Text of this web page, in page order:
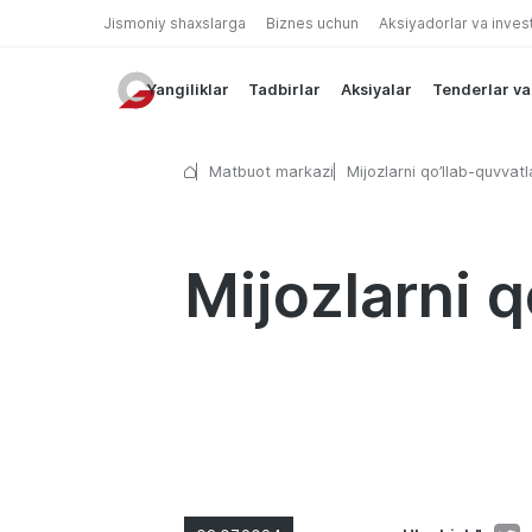
Jismoniy shaxslarga Biznes uchun Aksiyadorlar va
Yangiliklar Tadbirlar Aksiyalar Tenderlar
Matbuot markazi Mijozlarni qo’llab-
Mijozlarni